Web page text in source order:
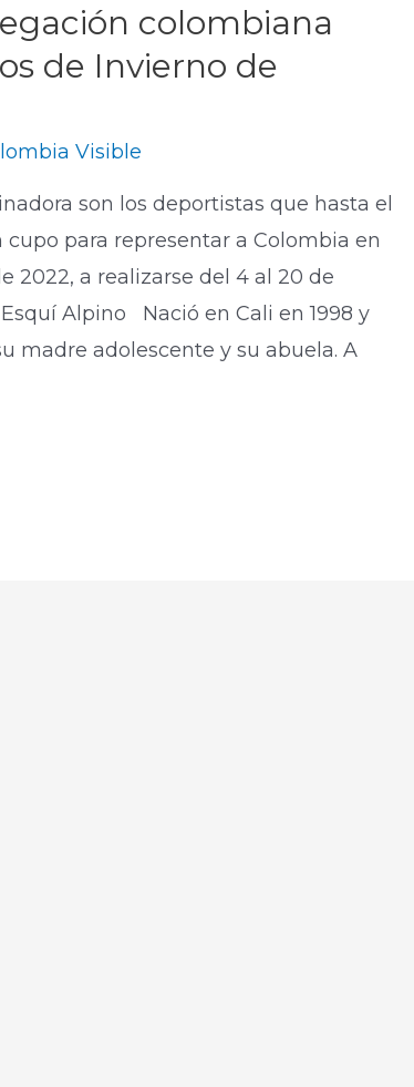
colombiana
de Invierno de
Visible
son los deportistas que hasta el
para representar a Colombia en
2022, a realizarse del 4 al 20 de
Alpino Nació en Cali en 1998 y
madre adolescente y su abuela. A